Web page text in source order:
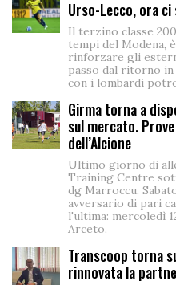
Urso-Lecco, ora ci
Il terzino classe
tempi del Modena,
rinforzare gli
passo dal ritorno
con i lombardi
Girma torna a
sul mercato.
dell’Alcione
Ultimo giorno di
Training Centre
dg Marroccu.
avversario di pari
l'ultima: mercoledì
Arceto.
Transcoop torna
rinnovata la